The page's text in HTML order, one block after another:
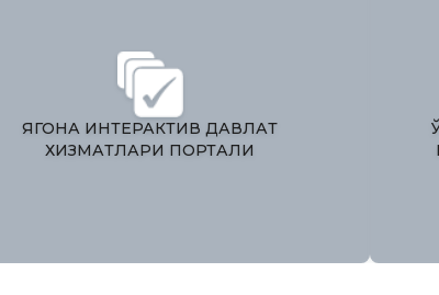
ЯГОНА ИНТЕРАКТИВ ДАВЛАТ
ХИЗМАТЛАРИ ПОРТАЛИ